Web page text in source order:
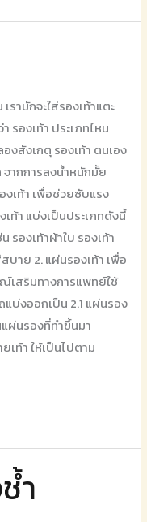
รามักจะใส่รองเท้าแตะ
รองเท้า ประเภทไหน
งสังเกตุ รองเท้า ตนเอง
จากการลงน้ำหนักมั้ย
เท้า เพื่อช่วยซับแรง
ท้า แบ่งเป็นประเภทดังนี้
รองเท้าผ้าใบ รองเท้า
บาย 2. แผ่นรองเท้า เพื่อ
เสริมทางการแพทย์ใช้
บ่งออกเป็น 2.1 แผ่นรอง
ผ่นรองที่ทำขึ้นมา
เท้า ให้เป็นไปตาม
ำ